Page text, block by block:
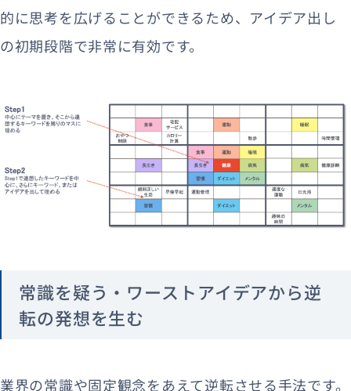
的に思考を広げることができるため、アイデア出し
の初期段階で非常に有効です。
常識を疑う・ワーストアイデアから逆
転の発想を生む
業界の常識や固定観念をあえて逆転させる手法です。